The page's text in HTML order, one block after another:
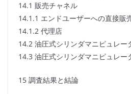
14.1 販売チャネル
14.1.1 エンドユーザーへの直接販
14.1.2 代理店
14.2 油圧式シリンダマニピュレー
14.3 油圧式シリンダマニピュレー
15 調査結果と結論